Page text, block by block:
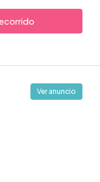
Ver anuncio